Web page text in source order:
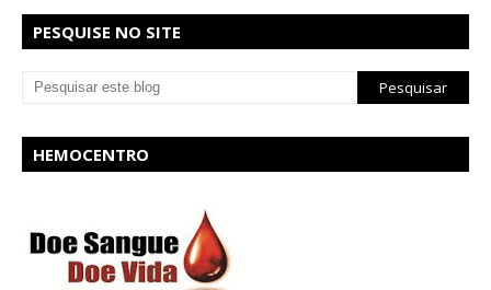
PESQUISE NO SITE
HEMOCENTRO